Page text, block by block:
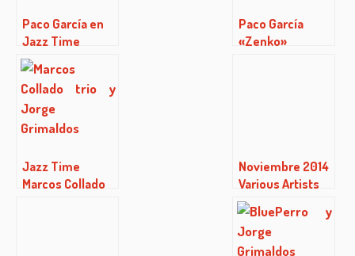
Paco García en
Jazz Time
Paco García
«Zenko»
Jazz Time
Marcos Collado
Noviembre 2014
Various Artists
This Is Youkali
Music